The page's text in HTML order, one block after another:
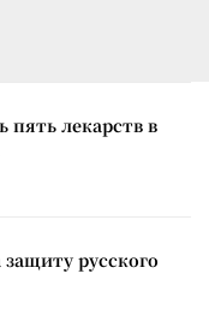
лекарств в
русского